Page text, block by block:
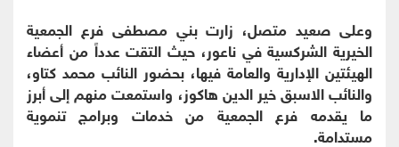
وعلى صعيد متصل، زارت بني مصطفى فرع الجمعية
الخيرية الشركسية في ناعور، حيث التقت عدداً من أعضاء
الهيئتين الإدارية والعامة فيها، بحضور النائب محمد كتاو،
والنائب الاسبق خير الدين هاكوز، واستمعت منهم إلى أبرز
ما يقدمه فرع الجمعية من خدمات وبرامج تنموية
مستدامة.